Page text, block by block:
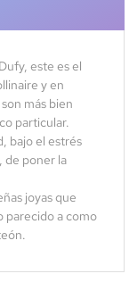
este es el
y en
más bien
particular.
bajo el estrés
de poner la
joyas que
parecido a como